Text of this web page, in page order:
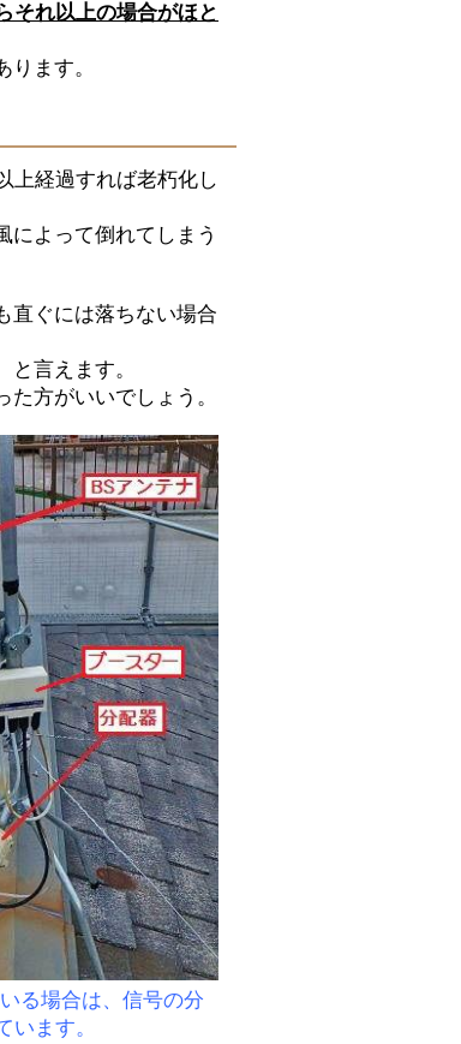
それ以上の場合がほと
ります。
上経過すれば老朽化し
によって倒れてしまう
直ぐには落ちない場合
と言えます。
方がいいでしょう。
る場合は、信号の分
います。